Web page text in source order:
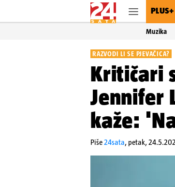
PLUS+
Muzika
RAZVODI LI SE PJEVAČICA?
Kritičari
Jennifer
kaže:
Piše24sata, petak,